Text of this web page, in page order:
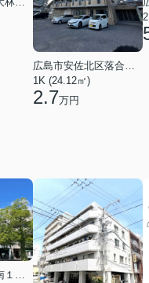
広島市安佐北区落合南３丁目
1K (24.12㎡)
2.7万円
広島市南区段原南１丁目